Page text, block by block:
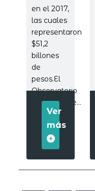
en el 2017,
las cuales
representaron
$51,2
billones
de
pesos.El
Observatorio
eCommerce...
Ver
más